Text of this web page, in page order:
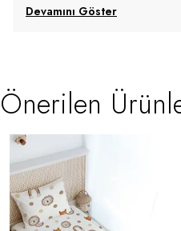
Devamını Göster
Önerilen